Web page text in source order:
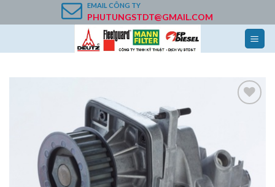
to
EMAIL CÔNG TY
PHUTUNGSTDT@GMAIL.COM